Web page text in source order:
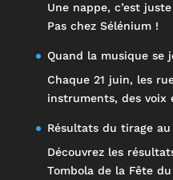
Une nappe, c’est
Pas chez Sélénium !
Quand la musique se
Chaque 21 juin, les
instruments, des voix
Résultats du tirage
Découvrez les
Tombola de la Fête